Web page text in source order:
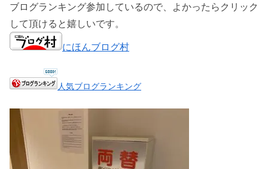
ブログランキング参加しているので、よかったらクリック
して頂けると嬉しいです。
にほんブログ村
人気ブログランキング